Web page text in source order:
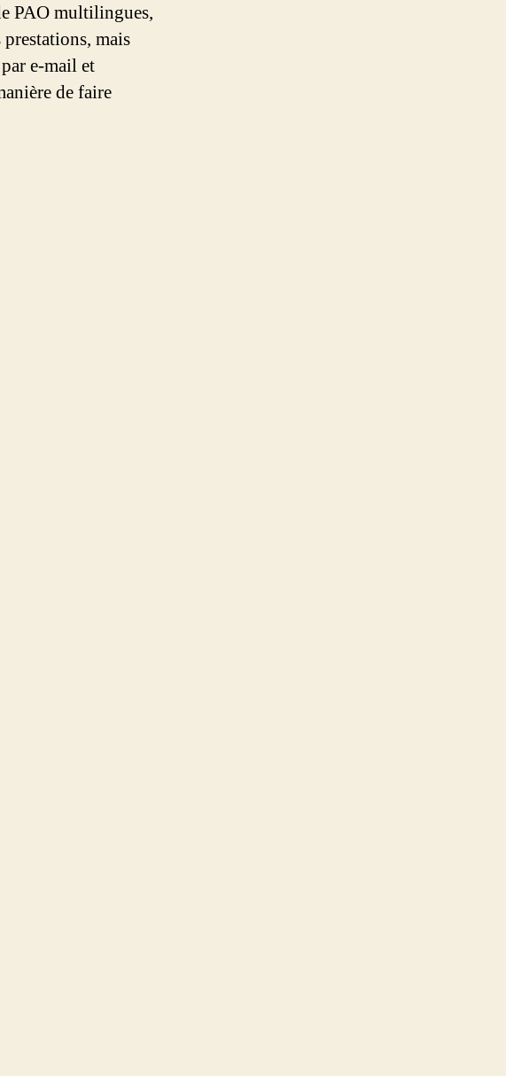
PAO multilingues,
mais
e-mail et
de faire